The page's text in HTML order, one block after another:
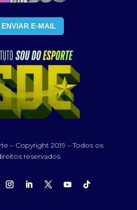
ENVIAR E-MAIL
– Copyright 2019 – Todos os
reservados